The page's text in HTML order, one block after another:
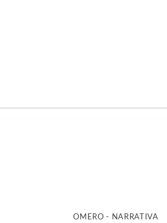
OMERO - NARRATIVA